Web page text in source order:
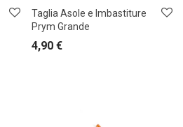
Taglia Asole e Imbastiture
Prym Grande
4,90 €